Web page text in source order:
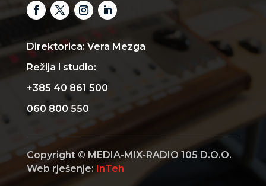
Direktorica: Vera Mezga
Režija i studio:
+385 40 861 500
060 800 550
Copyright © MEDIA-MIX-RADIO 105 D.O.O.
Web rješenje: InTeh